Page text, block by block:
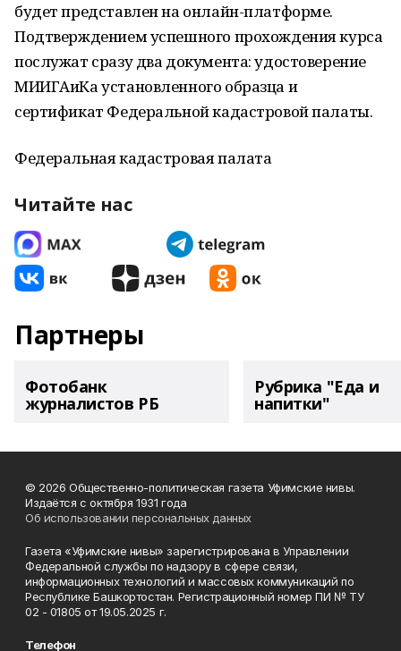
будет представлен на онлайн-платформе.
Подтверждением успешного прохождения курса
послужат сразу два документа: удостоверение
МИИГАиКа установленного образца и
сертификат Федеральной кадастровой палаты.
Федеральная кадастровая палата
Читайте нас
Партнеры
Фотобанк
журналистов РБ
Рубрика "Еда и
напитки"
© 2026 Общественно-политическая газета Уфимские нивы.
Издаётся с октября 1931 года
Об использовании персональных данных
Газета «Уфимские нивы» зарегистрирована в Управлении
Федеральной службы по надзору в сфере связи,
информационных технологий и массовых коммуникаций по
Республике Башкортостан. Регистрационный номер ПИ № ТУ
02 - 01805 от 19.05.2025 г.
Телефон